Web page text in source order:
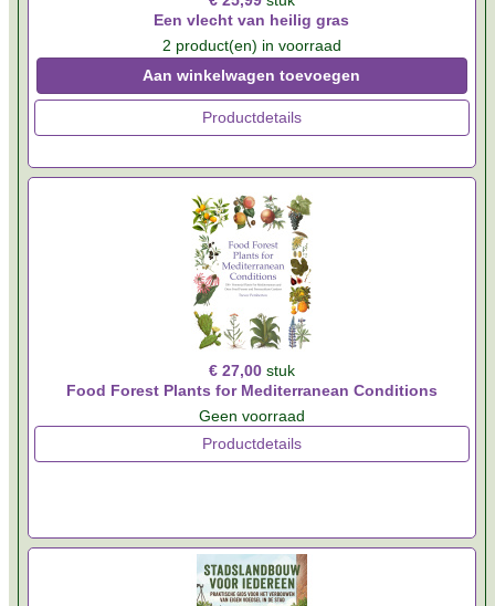
Een vlecht van heilig gras
2 product(en) in voorraad
Aan winkelwagen toevoegen
Productdetails
€ 27,00 stuk
Food Forest Plants for Mediterranean Conditions
Geen voorraad
Productdetails